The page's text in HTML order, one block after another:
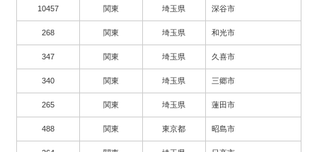
10457 関東 埼玉県 深谷市
268 関東 埼玉県 和光市
347 関東 埼玉県 久喜市
340 関東 埼玉県 三郷市
265 関東 埼玉県 蓮田市
488 関東 東京都 昭島市